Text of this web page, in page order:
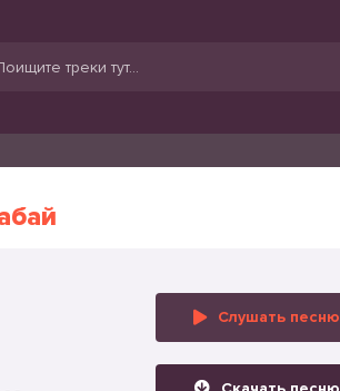
Слушать песню